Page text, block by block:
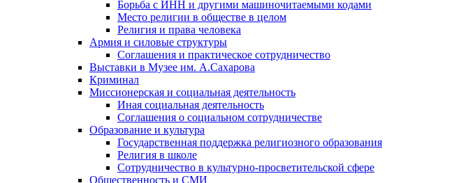
Борьба с ИНН и другими машиночитаемыми кодами
Место религии в обществе в целом
Религия и права человека
Армия и силовые структуры
Соглашения и практическое сотрудничество
Выставки в Музее им. А.Сахарова
Криминал
Миссионерская и социальная деятельность
Иная социальная деятельность
Соглашения о социальном сотрудничестве
Образование и культура
Государственная поддержка религиозного образования
Религия в школе
Сотрудничество в культурно-просветительской сфере
Общественность и СМИ